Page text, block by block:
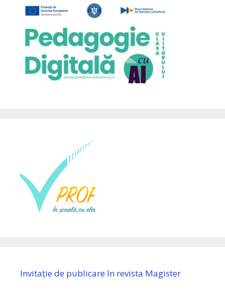
Invitație de publicare în revista Magister